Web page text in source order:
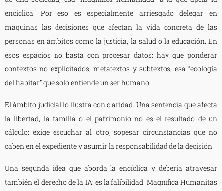
encíclica. Por eso es especialmente arriesgado delegar en
máquinas las decisiones que afectan la vida concreta de las
personas en ámbitos como la justicia, la salud o la educación. En
esos espacios no basta con procesar datos: hay que ponderar
contextos no explicitados, metatextos y subtextos, esa “ecología
del habitar” que solo entiende un ser humano.
El ámbito judicial lo ilustra con claridad. Una sentencia que afecta
la libertad, la familia o el patrimonio no es el resultado de un
cálculo: exige escuchar al otro, sopesar circunstancias que no
caben en el expediente y asumir la responsabilidad de la decisión.
Una segunda idea que aborda la encíclica y debería atravesar
también el derecho de la IA: es la falibilidad. Magnífica Humanitas